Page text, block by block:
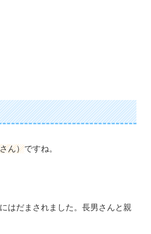
ん）ですね。
はだまされました。長男さんと親